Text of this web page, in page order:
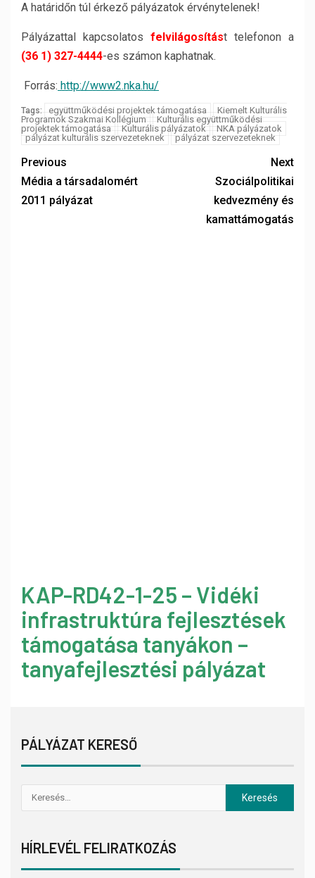
A határidőn túl érkező pályázatok érvénytelenek!
Pályázattal kapcsolatos felvilágosítást telefonon a
(36 1) 327-4444-es számon kaphatnak.
Forrás: http://www2.nka.hu/
Tags: együttműködési projektek támogatása
Kiemelt Kulturális
Programok Szakmai Kollégium
Kulturális együttműködési
projektek támogatása
Kulturális pályázatok
NKA pályázatok
pályázat kulturális szervezeteknek
pályázat szervezeteknek
Previous
Média a társadalomért
2011 pályázat
Next
Szociálpolitikai
kedvezmény és
kamattámogatás
KAP-RD42-1-25 – Vidéki
infrastruktúra fejlesztések
támogatása tanyákon –
tanyafejlesztési pályázat
PÁLYÁZAT KERESŐ
HÍRLEVÉL FELIRATKOZÁS